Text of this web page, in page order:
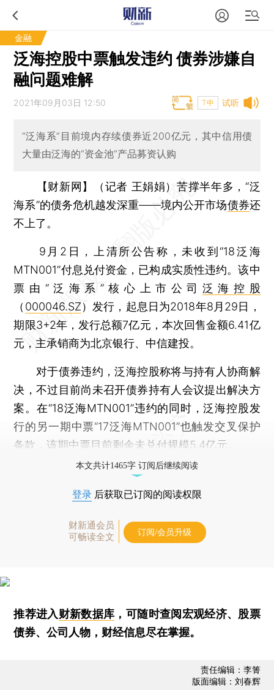
金融
泛海控股中票触发违约 债券涉嫌自
融问题难解
试听
2021年09月03日 12:50 T中
“泛海系”目前境内存续债券近200亿元，其中信用债
大量由泛海的“资金池”产品募资认购
【财新网】（记者 王娟娟）苦撑半年多，“泛
海系”的债务危机越发深重——境内公开市场债券还
不上了。
9月2日，上清所公告称，未收到“18泛海
MTN001”付息兑付资金，已构成实质性违约。该中
票由“泛海系”核心上市公司 泛海控股
（ 000046.SZ）发行，起息日为2018年8月29日，
期限3+2年，发行总额7亿元，本次回售金额6.41亿
元，主承销商为北京银行、中信建投。
对于债券违约，泛海控股称将与持有人协商解
决，不过目前尚未召开债券持有人会议提出解决方
案。在“18泛海MTN001”违约的同时，泛海控股发
行的另一期中票“17泛海MTN001”也触发交叉保护
条款，该期中票目前剩余未兑付规模5.4亿元。
本文共计1465字 订阅后继续阅读
登录 后获取已订阅的阅读权限
财新通会员
可畅读全文
订阅/会员升级
推荐进入财新数据库 ，可随时查阅宏观经济、股票
债券、公司人物，财经信息尽在掌握。
责任编辑：李箐
版面编辑：刘春辉